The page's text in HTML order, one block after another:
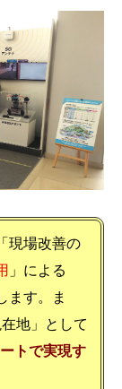
現場改善の
」による
ます。ま
地」として
トで実現す